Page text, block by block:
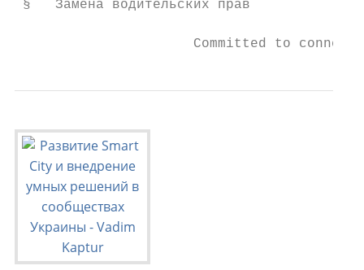
§   Замена водительских прав
Committed to